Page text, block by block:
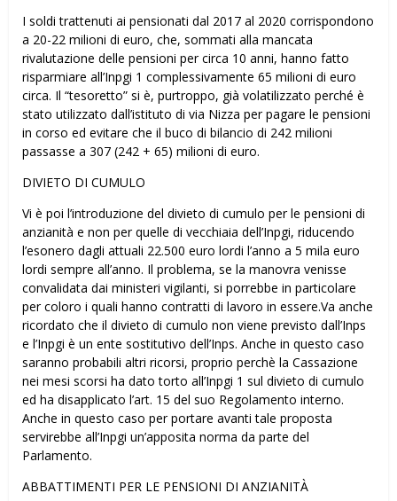
I soldi trattenuti ai pensionati dal 2017 al 2020 corrispondono
a 20-22 milioni di euro, che, sommati alla mancata
rivalutazione delle pensioni per circa 10 anni, hanno fatto
risparmiare all’Inpgi 1 complessivamente 65 milioni di euro
circa. Il “tesoretto” si è, purtroppo, già volatilizzato perché è
stato utilizzato dall’istituto di via Nizza per pagare le pensioni
in corso ed evitare che il buco di bilancio di 242 milioni
passasse a 307 (242 + 65) milioni di euro.
DIVIETO DI CUMULO
Vi è poi l’introduzione del divieto di cumulo per le pensioni di
anzianità e non per quelle di vecchiaia dell’Inpgi, riducendo
l’esonero dagli attuali 22.500 euro lordi l’anno a 5 mila euro
lordi sempre all’anno. Il problema, se la manovra venisse
convalidata dai ministeri vigilanti, si porrebbe in particolare
per coloro i quali hanno contratti di lavoro in essere.Va anche
ricordato che il divieto di cumulo non viene previsto dall’Inps
e l’Inpgi è un ente sostitutivo dell’Inps. Anche in questo caso
saranno probabili altri ricorsi, proprio perchè la Cassazione
nei mesi scorsi ha dato torto all’Inpgi 1 sul divieto di cumulo
ed ha disapplicato l’art. 15 del suo Regolamento interno.
Anche in questo caso per portare avanti tale proposta
servirebbe all’Inpgi un’apposita norma da parte del
Parlamento.
ABBATTIMENTI PER LE PENSIONI DI ANZIANITÀ